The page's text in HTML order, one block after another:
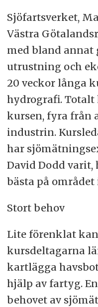
Sjöfartsverket,
Västra
med bland annat
utrustning och
20 veckor långa
hydrografi.
kursen, fyra från
industrin.
har
David Dodd varit,
bästa på området
Stort behov
Lite förenklat
kursdeltagarna
kartlägga
hjälp av fartyg.
behovet av